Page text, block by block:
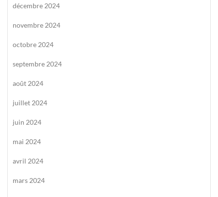
décembre 2024
novembre 2024
octobre 2024
septembre 2024
août 2024
juillet 2024
juin 2024
mai 2024
avril 2024
mars 2024